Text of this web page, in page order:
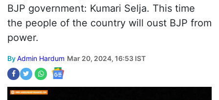
BJP government: Kumari Selja. This time
the people of the country will oust BJP from
power.
ByAdmin Hardum Mar 20, 2024, 16:53 IST